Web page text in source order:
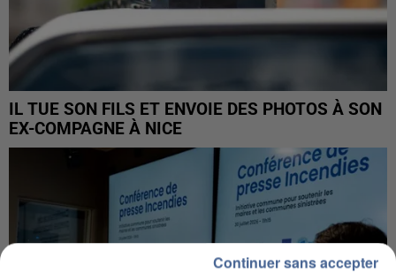
IL TUE SON FILS ET ENVOIE DES PHOTOS À SON
EX-COMPAGNE À NICE
Continuer sans accepter